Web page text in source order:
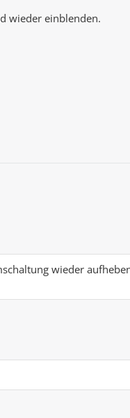
wieder einblenden.
wieder